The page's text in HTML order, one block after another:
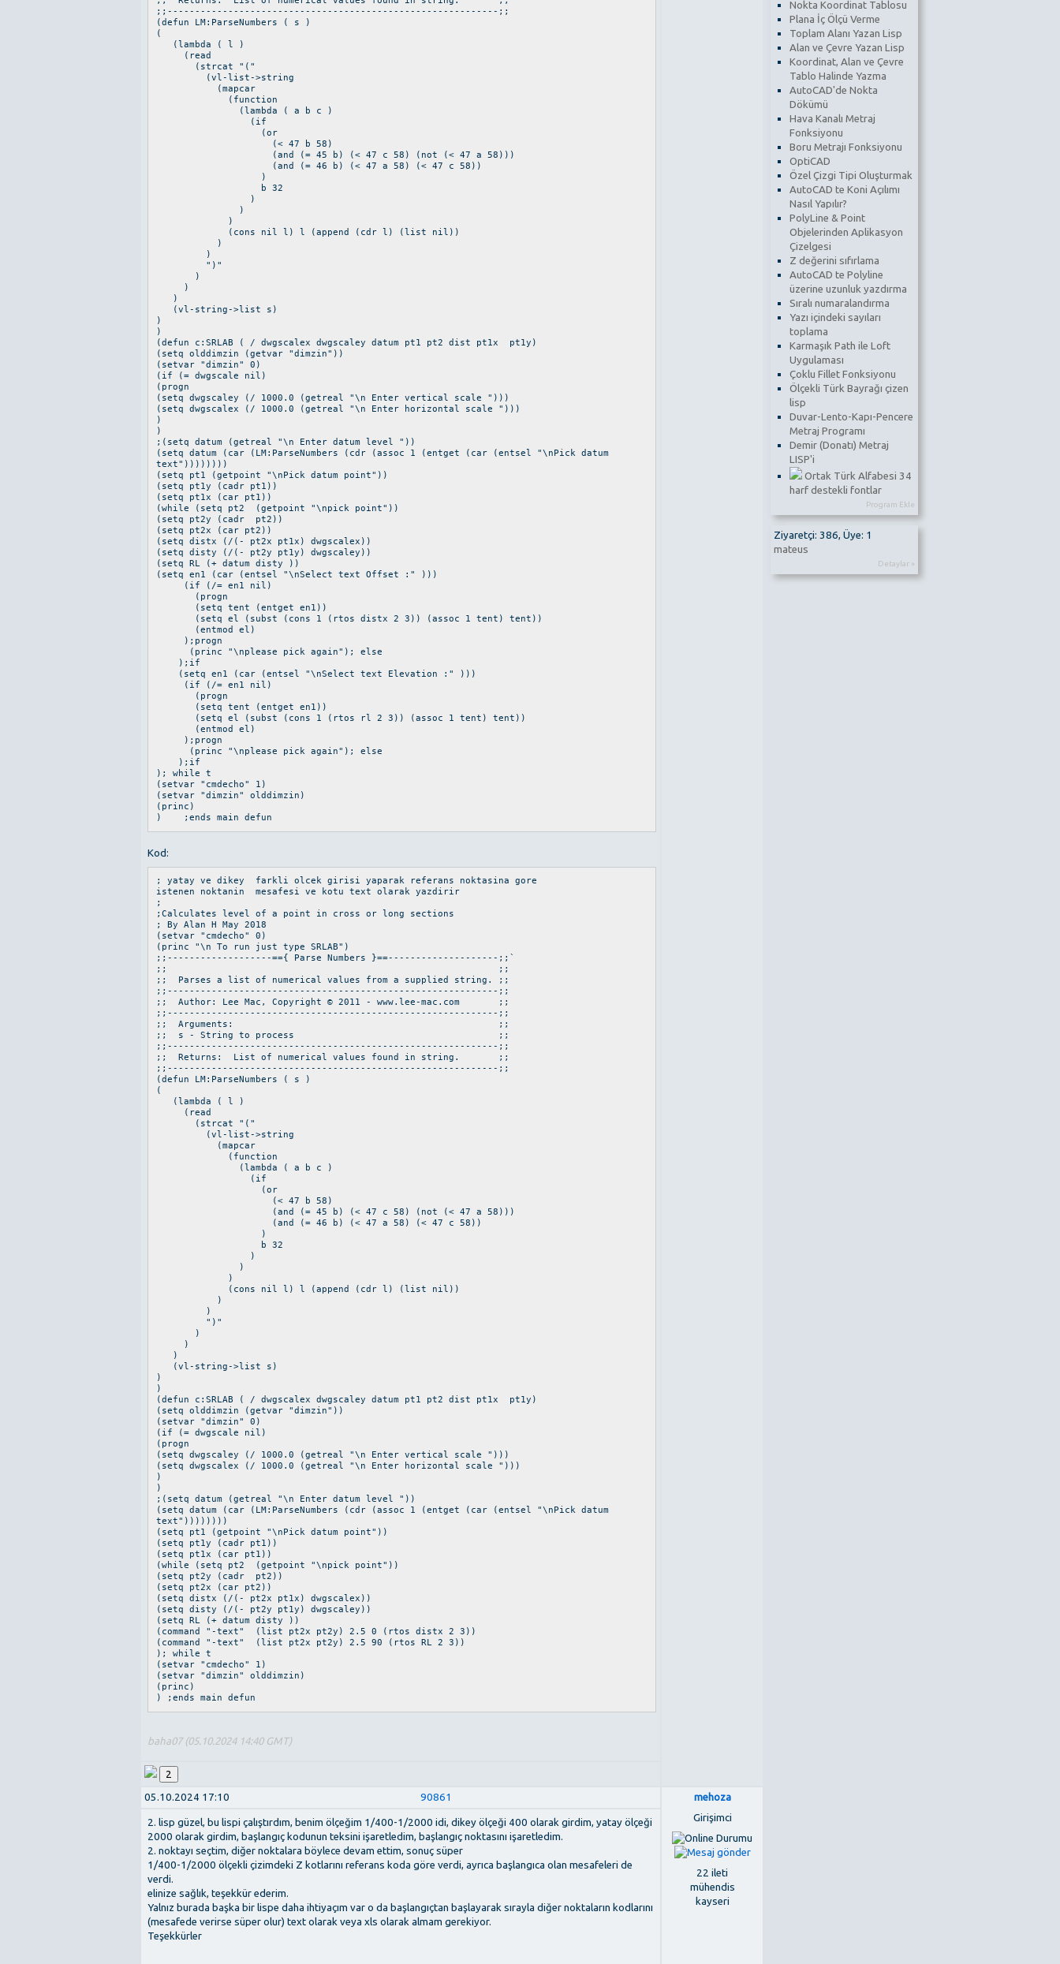
Nokta Koordinat Tablosu
Plana İç Ölçü Verme
Toplam Alanı Yazan Lisp
Alan ve Çevre Yazan Lisp
Koordinat, Alan ve Çevre
Tablo Halinde Yazma
AutoCAD'de Nokta
Dökümü
Hava Kanalı Metraj
Fonksiyonu
Boru Metrajı Fonksiyonu
OptiCAD
Özel Çizgi Tipi Oluşturmak
AutoCAD te Koni Açılımı
Nasıl Yapılır?
PolyLine & Point
Objelerinden Aplikasyon
Çizelgesi
Z değerini sıfırlama
AutoCAD te Polyline
üzerine uzunluk yazdırma
Sıralı numaralandırma
Yazı içindeki sayıları
toplama
Karmaşık Path ile Loft
Uygulaması
Çoklu Fillet Fonksiyonu
Ölçekli Türk Bayrağı çizen
lisp
Duvar-Lento-Kapı-Pencere
Metraj Programı
Demir (Donatı) Metraj
LISP'i
Ortak Türk Alfabesi 34
harf destekli fontlar
Program Ekle
Ziyaretçi: 386, Üye: 1
mateus
Detaylar »
;;------------------------------------------------------------;;
(defun LM:ParseNumbers ( s )
(
(lambda ( l )
(read
(strcat "("
(vl-list->string
(mapcar
(function
(lambda ( a b c )
(if
(or
(< 47 b 58)
(and (= 45 b) (< 47 c 58) (not (< 47 a 58)))
(and (= 46 b) (< 47 a 58) (< 47 c 58))
)
b 32
)
)
)
(cons nil l) l (append (cdr l) (list nil))
)
)
")"
)
)
)
(vl-string->list s)
)
)
(defun c:SRLAB ( / dwgscalex dwgscaley datum pt1 pt2 dist pt1x pt1y)
(setq olddimzin (getvar "dimzin"))
(setvar "dimzin" 0)
(if (= dwgscale nil)
(progn
(setq dwgscaley (/ 1000.0 (getreal "\n Enter vertical scale ")))
(setq dwgscalex (/ 1000.0 (getreal "\n Enter horizontal scale ")))
)
)
;(setq datum (getreal "\n Enter datum level "))
(setq datum (car (LM:ParseNumbers (cdr (assoc 1 (entget (car (entsel "\nPick datum
text"))))))))
(setq pt1 (getpoint "\nPick datum point"))
(setq pt1y (cadr pt1))
(setq pt1x (car pt1))
(while (setq pt2 (getpoint "\npick point"))
(setq pt2y (cadr pt2))
(setq pt2x (car pt2))
(setq distx (/(- pt2x pt1x) dwgscalex))
(setq disty (/(- pt2y pt1y) dwgscaley))
(setq RL (+ datum disty ))
(setq en1 (car (entsel "\nSelect text Offset :" )))
(if (/= en1 nil)
(progn
(setq tent (entget en1))
(setq el (subst (cons 1 (rtos distx 2 3)) (assoc 1 tent) tent))
(entmod el)
);progn
(princ "\nplease pick again"); else
);if
(setq en1 (car (entsel "\nSelect text Elevation :" )))
(if (/= en1 nil)
(progn
(setq tent (entget en1))
(setq el (subst (cons 1 (rtos rl 2 3)) (assoc 1 tent) tent))
(entmod el)
);progn
(princ "\nplease pick again"); else
);if
); while t
(setvar "cmdecho" 1)
(setvar "dimzin" olddimzin)
(princ)
) ;ends main defun
Kod:
; yatay ve dikey farkli olcek girisi yaparak referans noktasina gore
istenen noktanin mesafesi ve kotu text olarak yazdirir
;
;Calculates level of a point in cross or long sections
; By Alan H May 2018
(setvar "cmdecho" 0)
(princ "\n To run just type SRLAB")
;;-------------------=={ Parse Numbers }==--------------------;;`
;; ;;
;; Parses a list of numerical values from a supplied string. ;;
;;------------------------------------------------------------;;
;; Author: Lee Mac, Copyright © 2011 - www.lee-mac.com ;;
;;------------------------------------------------------------;;
;; Arguments: ;;
;; s - String to process ;;
;;------------------------------------------------------------;;
;; Returns: List of numerical values found in string. ;;
;;------------------------------------------------------------;;
(defun LM:ParseNumbers ( s )
(
(lambda ( l )
(read
(strcat "("
(vl-list->string
(mapcar
(function
(lambda ( a b c )
(if
(or
(< 47 b 58)
(and (= 45 b) (< 47 c 58) (not (< 47 a 58)))
(and (= 46 b) (< 47 a 58) (< 47 c 58))
)
b 32
)
)
)
(cons nil l) l (append (cdr l) (list nil))
)
)
")"
)
)
)
(vl-string->list s)
)
)
(defun c:SRLAB ( / dwgscalex dwgscaley datum pt1 pt2 dist pt1x pt1y)
(setq olddimzin (getvar "dimzin"))
(setvar "dimzin" 0)
(if (= dwgscale nil)
(progn
(setq dwgscaley (/ 1000.0 (getreal "\n Enter vertical scale ")))
(setq dwgscalex (/ 1000.0 (getreal "\n Enter horizontal scale ")))
)
)
;(setq datum (getreal "\n Enter datum level "))
(setq datum (car (LM:ParseNumbers (cdr (assoc 1 (entget (car (entsel "\nPick datum
text"))))))))
(setq pt1 (getpoint "\nPick datum point"))
(setq pt1y (cadr pt1))
(setq pt1x (car pt1))
(while (setq pt2 (getpoint "\npick point"))
(setq pt2y (cadr pt2))
(setq pt2x (car pt2))
(setq distx (/(- pt2x pt1x) dwgscalex))
(setq disty (/(- pt2y pt1y) dwgscaley))
(setq RL (+ datum disty ))
(command "-text" (list pt2x pt2y) 2.5 0 (rtos distx 2 3))
(command "-text" (list pt2x pt2y) 2.5 90 (rtos RL 2 3))
); while t
(setvar "cmdecho" 1)
(setvar "dimzin" olddimzin)
(princ)
) ;ends main defun
baha07 (05.10.2024 14:40 GMT)
2
05.10.2024 17:10
90861
mehoza
Girişimci
22 ileti
mühendis
kayseri
2. lisp güzel, bu lispi çalıştırdım, benim ölçeğim 1/400-1/2000 idi, dikey ölçeği 400 olarak girdim, yatay ölçeği
2000 olarak girdim, başlangıç kodunun teksini işaretledim, başlangıç noktasını işaretledim.
2. noktayı seçtim, diğer noktalara böylece devam ettim, sonuç süper
1/400-1/2000 ölçekli çizimdeki Z kotlarını referans koda göre verdi, ayrıca başlangıca olan mesafeleri de
verdi.
elinize sağlık, teşekkür ederim.
Yalnız burada başka bir lispe daha ihtiyaçım var o da başlangıçtan başlayarak sırayla diğer noktaların kodlarını
(mesafede verirse süper olur) text olarak veya xls olarak almam gerekiyor.
Teşekkürler